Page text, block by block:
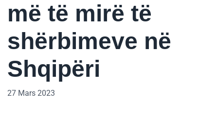
më të mirë të
shërbimeve në
Shqipëri
27 Mars 2023